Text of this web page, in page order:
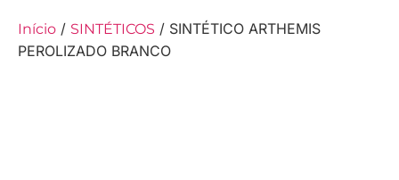
Início / SINTÉTICOS / SINTÉTICO ARTHEMIS
PEROLIZADO BRANCO